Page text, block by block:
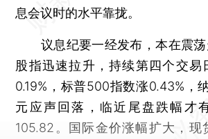
息会议时的水平靠拢。
议息纪要一经发布，本在震荡
股指迅速拉升，持续第四个交易
0.19%，标普500指数涨0.43%，
元应声回落，临近尾盘跌幅才
105.82。国际金价涨幅扩大，现